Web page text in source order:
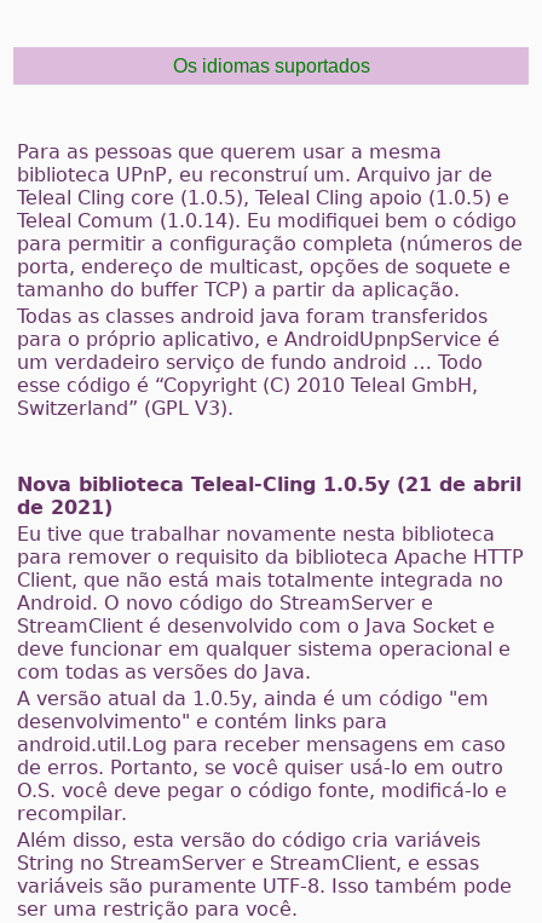
Os idiomas suportados
Para as pessoas que querem usar a mesma
biblioteca UPnP, eu reconstruí um. Arquivo jar de
Teleal Cling core (1.0.5), Teleal Cling apoio (1.0.5) e
Teleal Comum (1.0.14). Eu modifiquei bem o código
para permitir a configuração completa (números de
porta, endereço de multicast, opções de soquete e
tamanho do buffer TCP) a partir da aplicação.
Todas as classes android java foram transferidos
para o próprio aplicativo, e AndroidUpnpService é
um verdadeiro serviço de fundo android … Todo
esse código é “Copyright (C) 2010 Teleal GmbH,
Switzerland” (GPL V3).
Nova biblioteca Teleal-Cling 1.0.5y (21 de abril
de 2021)
Eu tive que trabalhar novamente nesta biblioteca
para remover o requisito da biblioteca Apache HTTP
Client, que não está mais totalmente integrada no
Android. O novo código do StreamServer e
StreamClient é desenvolvido com o Java Socket e
deve funcionar em qualquer sistema operacional e
com todas as versões do Java.
A versão atual da 1.0.5y, ainda é um código "em
desenvolvimento" e contém links para
android.util.Log para receber mensagens em caso
de erros. Portanto, se você quiser usá-lo em outro
O.S. você deve pegar o código fonte, modificá-lo e
recompilar.
Além disso, esta versão do código cria variáveis
String no StreamServer e StreamClient, e essas
variáveis são puramente UTF-8. Isso também pode
ser uma restrição para você.